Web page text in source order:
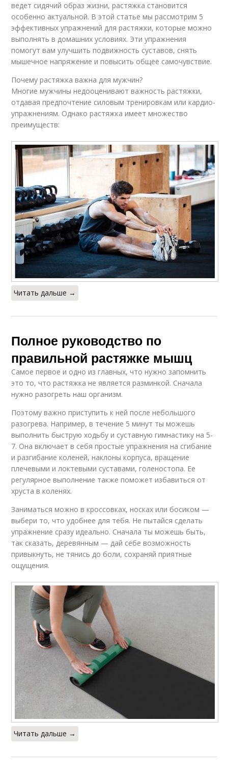
ведет сидячий образ жизни, растяжка становится
особенно актуальной. В этой статье мы рассмотрим 5
эффективных упражнений для растяжки, которые можно
выполнять в домашних условиях. Эти упражнения
помогут вам улучшить подвижность суставов, снять
мышечное напряжение и повысить общее самочувствие.
Почему растяжка важна для мужчин?
Многие мужчины недооценивают важность растяжки,
отдавая предпочтение силовым тренировкам или кардио-
упражнениям. Однако растяжка имеет множество
преимуществ:
Читать дальше →
Полное руководство по
правильной растяжке мышц
Самое первое и одно из главных, что нужно запомнить
это то, что растяжка не является разминкой. Сначала
нужно разогреть наш организм.
Поэтому важно приступить к ней после небольшого
разогрева. Например, в течение 5 минут ты можешь
выполнить быструю ходьбу и суставную гимнастику на 5-
7. Она включает в себя простые упражнения на сгибание
и разгибание коленей, наклоны корпуса, вращение
плечевыми и локтевыми суставами, голеностопа. Ее
регулярное выполнение также поможет избавиться от
хруста в коленях.
Заниматься можно в кроссовках, носках или босиком —
выбери то, что удобнее для тебя. Не пытайся сделать
упражнение сразу идеально. Сначала ты можешь быть,
так сказать, деревянным — дай себе возможность
привыкнуть, не тянись до боли, сохраняй приятные
ощущения.
Читать дальше →